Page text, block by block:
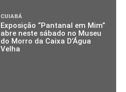
CUIABÁ
Exposição “Pantanal em Mim”
abre neste sábado no Museu
do Morro da Caixa D’Água
Velha